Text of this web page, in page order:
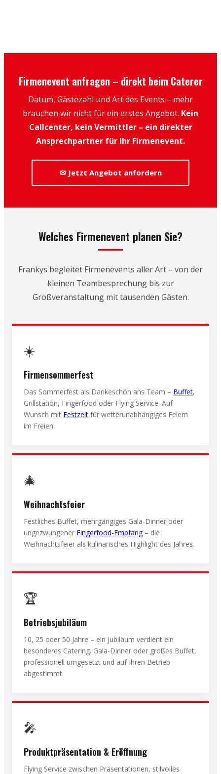
Firmenevent anfragen – direkt beim Caterer
Datum, Gästezahl und Art des Events – mehr
brauchen wir nicht für ein erstes Angebot. Kein
Callcenter, kein Vermittler – ein direkter
Ansprechpartner für Ihr Firmenevent.
✉ Jetzt Angebot anfordern
Welches Firmenevent planen Sie?
Frankys begleitet Firmenevents aller Art – von der
kleinen Teambesprechung bis zur
Großveranstaltung mit tausenden Gästen.
☀️
Firmensommerfest
Das Sommerfest als Dankeschön ans Team – Buffet,
Grillstation, Fingerfood oder Flying Service. Auf
Wunsch mit Festzelt für wetterunabhängiges Feiern
im Freien.
🎄
Weihnachtsfeier
Festliches Buffet, mehrgängiges Gala-Dinner oder
ungezwungener Fingerfood-Empfang– die
Weihnachtsfeier als kulinarisches Highlight des Jahres.
🏆
Betriebsjubiläum
10, 25 oder 50 Jahre – ein Jubiläum verdient ein
besonderes Catering. Gala-Dinner oder großes Buffet,
professionell umgesetzt und auf Ihren Betrieb
abgestimmt.
🎤
Produktpräsentation & Eröffnung
Flying Service zwischen Präsentationen, stilvolles